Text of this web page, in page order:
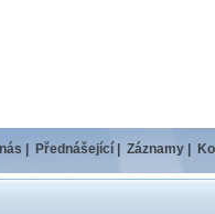
Přednášející Záznamy